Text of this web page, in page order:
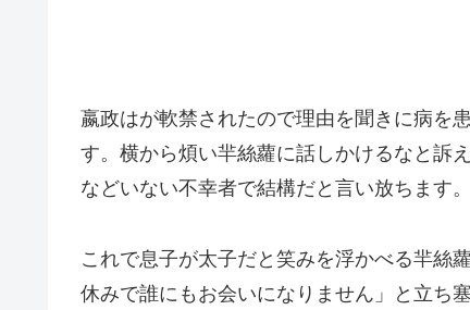
嬴政はが軟禁されたので理由を聞きに病を
す。横から煩い羋絲蘿に話しかけるなと訴
などいない不幸者で結構だと言い放ちます。
これで息子が太子だと笑みを浮かべる羋絲
休みで誰にもお会いになりません」と立ち塞